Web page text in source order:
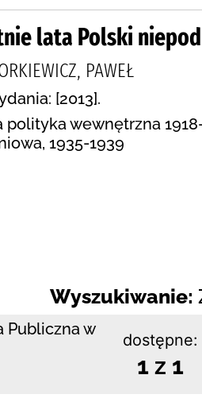
lata Polski
PAWEŁ
[2013].
polityka wewnętrzna
1935-1939
Wyszukiwanie:
Publiczna w
dostępne:
1 z 1